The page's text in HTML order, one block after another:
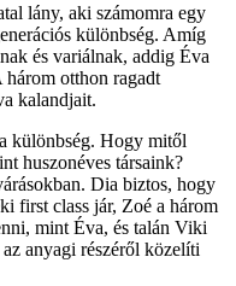
lány, aki számomra egy
különbség. Amíg
és variálnak, addig Éva
otthon ragadt
kalandjait.
különbség. Hogy mitől
huszonéves társaink?
Dia biztos, hogy
first class jár, Zoé a három
mint Éva, és talán Viki
anyagi részéről közelíti